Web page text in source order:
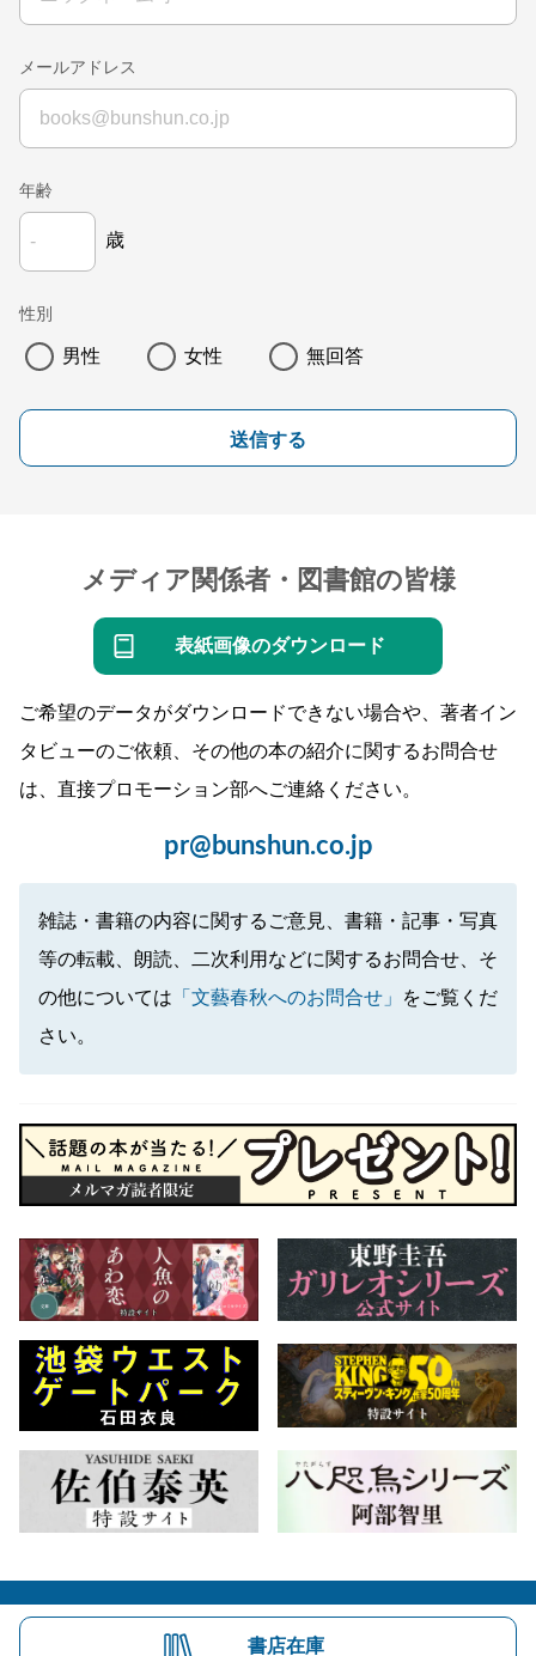
メールアドレス
年齢
歳
性別
男性 女性 無回答
送信する
メディア関係者・図書館の皆様
表紙画像のダウンロード
ご希望のデータがダウンロードできない場合や、著者イン
タビューのご依頼、その他の本の紹介に関するお問合せ
は、直接プロモーション部へご連絡ください。
pr@bunshun.co.jp
雑誌・書籍の内容に関するご意見、書籍・記事・写真
等の転載、朗読、二次利用などに関するお問合せ、そ
の他については 「文藝春秋へのお問合せ」
をご覧くだ
さい。
書店在庫
会社概要 自費出版のご案内 お問合せ
株式会社文藝春秋 文春オンライン Number Web